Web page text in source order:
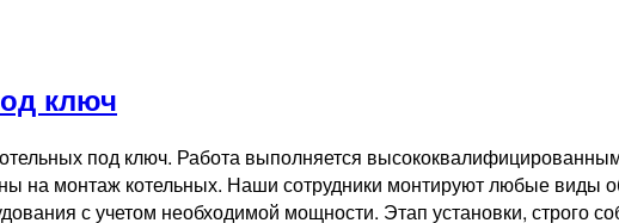
ключ
под ключ. Работа выполняется
монтаж котельных. Наши сотрудники монтируют любые виды
с учетом необходимой мощности. Этап установки, строго